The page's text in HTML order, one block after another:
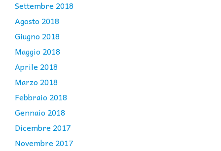
Settembre 2018
Agosto 2018
Giugno 2018
Maggio 2018
Aprile 2018
Marzo 2018
Febbraio 2018
Gennaio 2018
Dicembre 2017
Novembre 2017